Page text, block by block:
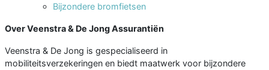
Bijzondere bromfietsen
Over Veenstra & De Jong Assurantiën
Veenstra & De Jong is gespecialiseerd in
mobiliteitsverzekeringen en biedt maatwerk voor bijzondere